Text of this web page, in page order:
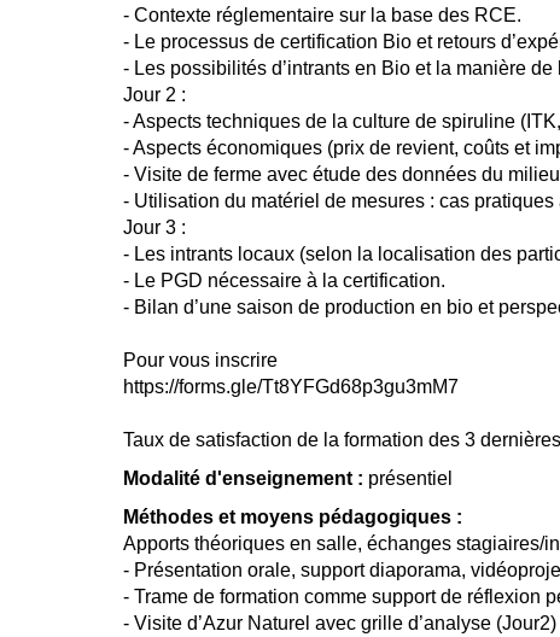
- Contexte réglementaire sur la base des RCE.
- Le processus de certification Bio et retours
- Les possibilités d’intrants en Bio et la manière de
Jour 2 :
- Aspects techniques de la culture de spiruline
- Aspects économiques (prix de revient, coûts et
- Visite de ferme avec étude des données du
- Utilisation du matériel de mesures : cas
Jour 3 :
- Les intrants locaux (selon la localisation des
- Le PGD nécessaire à la certification.
- Bilan d’une saison de production en bio et
Pour vous inscrire
https://forms.gle/Tt8YFGd68p3gu3mM7
Taux de satisfaction de la formation des 3
Modalité d'enseignement : présentiel
Méthodes et moyens pédagogiques :
Apports théoriques en salle, échanges stagiaires/
- Présentation orale, support diaporama,
- Trame de formation comme support de réflexion
- Visite d’Azur Naturel avec grille d’analyse (Jour2)